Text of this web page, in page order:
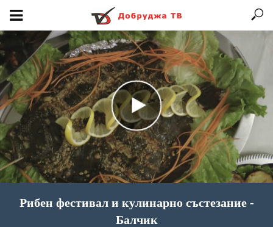
Рибен фестивал и кулинарно състезание -
Балчик